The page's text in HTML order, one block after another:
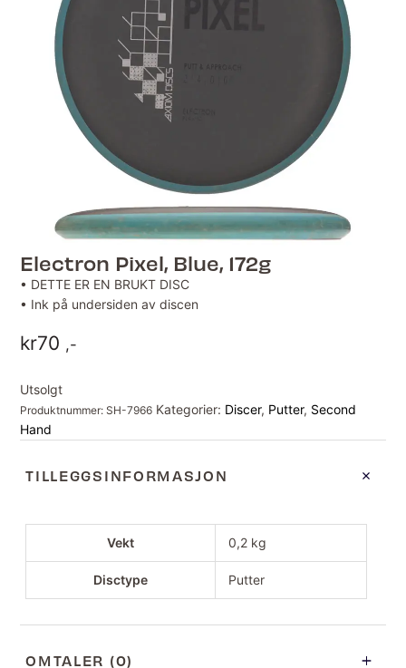
Electron Pixel, Blue, 172g
• DETTE ER EN BRUKT DISC
• Ink på undersiden av discen
kr70 ,-
Utsolgt
Produktnummer:SH-7966 Kategorier: Discer, Putter, Second
Hand
TILLEGGSINFORMASJON
Vekt 0,2 kg
Disctype Putter
OMTALER (0)